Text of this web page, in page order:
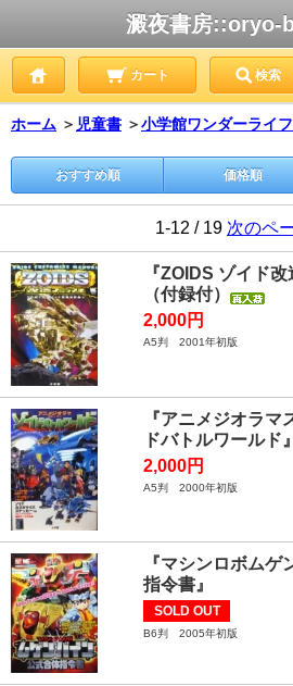
澱夜書房::oryo-
カート 検索
ホーム ＞ 児童書 ＞小学館ワンダーライ
おすすめ順 価格順
1-12 / 19 次のペ
『ZOIDS ゾイド改
（付録付）
2,000円
A5判 2001年初版
『アニメジオラマ
ドバトルワールド
2,000円
A5判 2000年初版
『マシンロボムゲ
指令書』
SOLD OUT
B6判 2005年初版